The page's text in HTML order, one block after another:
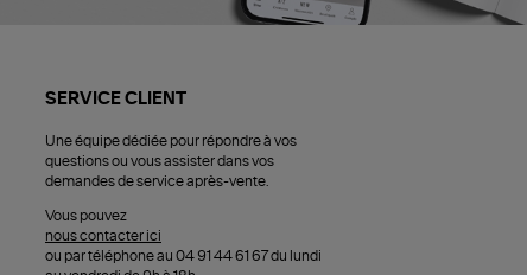
SERVICE CLIENT
Une équipe dédiée pour répondre à vos
questions ou vous assister dans vos
demandes de service après-vente.
Vous pouvez
nous contacter ici
ou par téléphone au 04 91 44 61 67 du lundi